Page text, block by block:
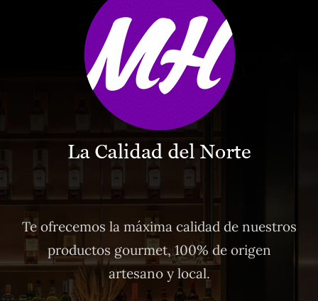
Te ofrecemos la máxima calidad de nuestros
productos gourmet, 100% de origen
artesano y local.